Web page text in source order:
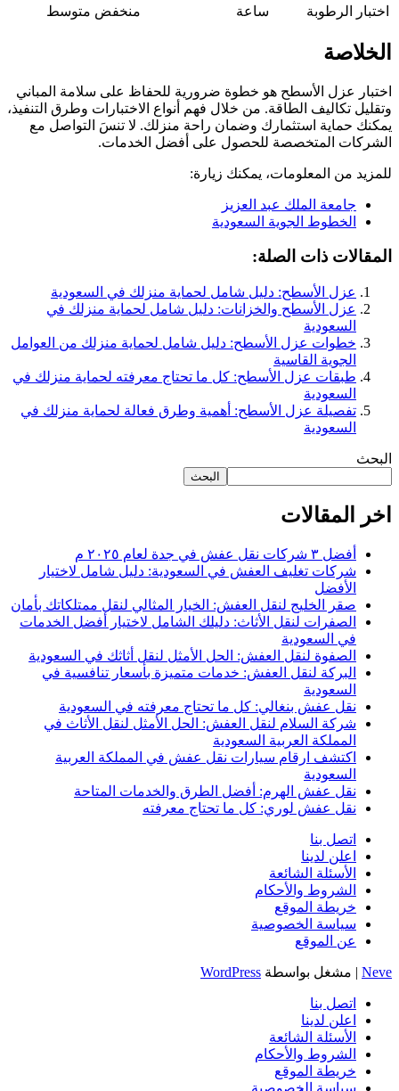
اختبار الرطوبة
ساعة منخفض متوسط
الخلاصة
اختبار عزل الأسطح هو خطوة ضرورية للحفاظ على سلامة المباني
وتقليل تكاليف الطاقة. من خلال فهم أنواع الاختبارات وطرق التنفيذ،
يمكنك حماية استثمارك وضمان راحة منزلك. لا تنسَ التواصل مع
الشركات المتخصصة للحصول على أفضل الخدمات.
للمزيد من المعلومات، يمكنك زيارة:
جامعة الملك عبد العزيز
الخطوط الجوية السعودية
المقالات ذات الصلة:
عزل الأسطح: دليل شامل لحماية منزلك في السعودية
عزل الأسطح والخزانات: دليل شامل لحماية منزلك في
السعودية
خطوات عزل الأسطح: دليل شامل لحماية منزلك من العوامل
الجوية القاسية
طبقات عزل الأسطح: كل ما تحتاج معرفته لحماية منزلك في
السعودية
تفصيلة عزل الأسطح: أهمية وطرق فعالة لحماية منزلك في
السعودية
البحث
البحث
اخر المقالات
أفضل ٣ شركات نقل عفش في جدة لعام ٢٠٢٥ م
شركات تغليف العفش في السعودية: دليل شامل لاختيار
الأفضل
صقر الخليج لنقل العفش: الخيار المثالي لنقل ممتلكاتك بأمان
الصفرات لنقل الأثاث: دليلك الشامل لاختيار أفضل الخدمات
في السعودية
الصفوة لنقل العفش: الحل الأمثل لنقل أثاثك في السعودية
البركة لنقل العفش: خدمات متميزة بأسعار تنافسية في
السعودية
نقل عفش بنغالي: كل ما تحتاج معرفته في السعودية
شركة السلام لنقل العفش: الحل الأمثل لنقل الأثاث في
المملكة العربية السعودية
اكتشف ارقام سيارات نقل عفش في المملكة العربية
السعودية
نقل عفش الهرم: أفضل الطرق والخدمات المتاحة
نقل عفش لوري: كل ما تحتاج معرفته
اتصل بنا
اعلن لدينا
الأسئلة الشائعة
الشروط والأحكام
خريطة الموقع
سياسة الخصوصية
عن الموقع
Neve | مشغل بواسطة WordPress
اتصل بنا
اعلن لدينا
الأسئلة الشائعة
الشروط والأحكام
خريطة الموقع